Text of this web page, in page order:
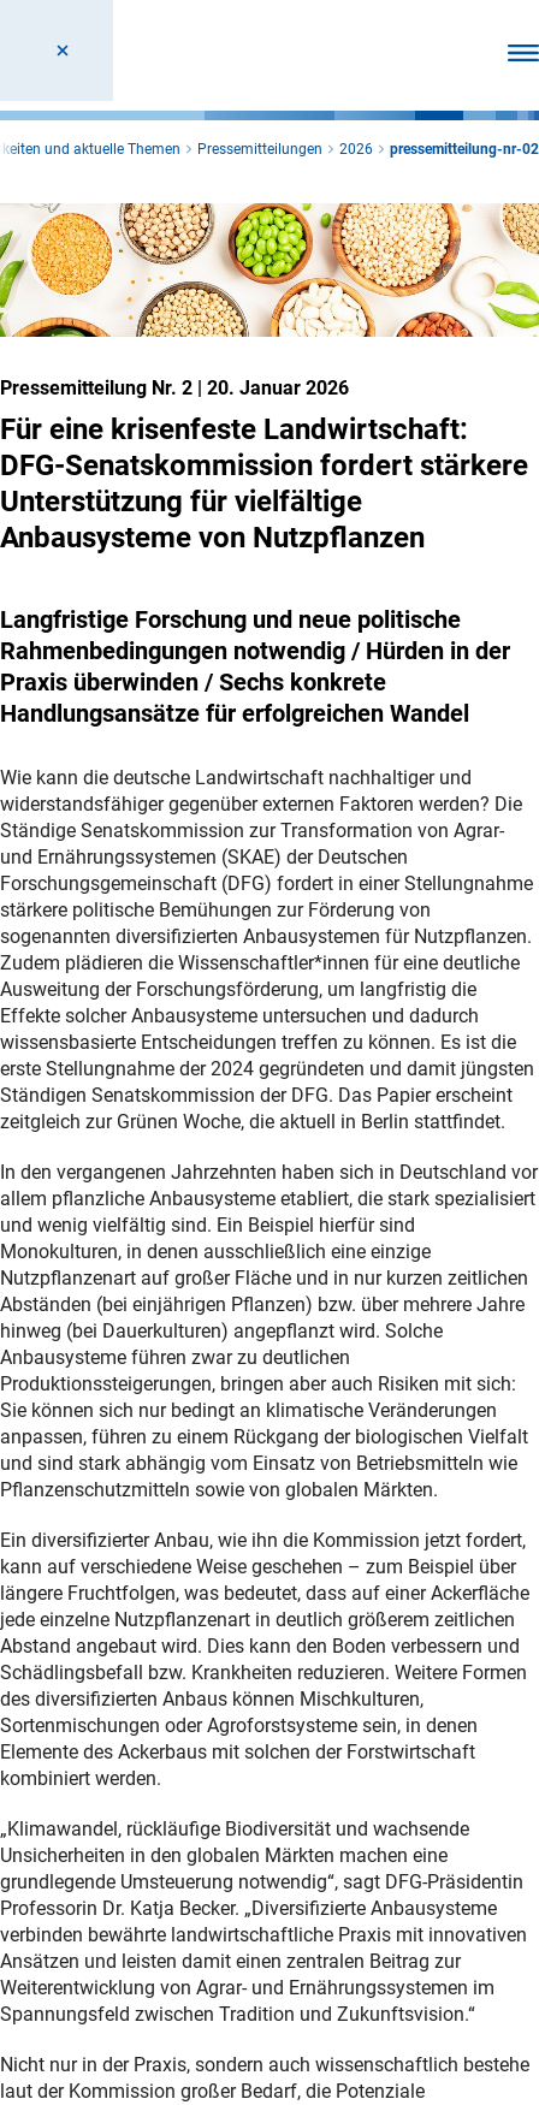
und aktuelle Themen Pressemitteilungen 2026 pressemitteilung-nr-02
Pressemitteilung Nr. 2 20. Januar 2026
Für eine krisenfeste Landwirtschaft:
DFG-Senatskommission fordert stärkere
Unterstützung für vielfältige
Anbausysteme von Nutzpflanzen
Langfristige Forschung und neue politische
Rahmenbedingungen notwendig / Hürden in der
Praxis überwinden / Sechs konkrete
Handlungsansätze für erfolgreichen Wandel
Wie kann die deutsche Landwirtschaft nachhaltiger und
widerstandsfähiger gegenüber externen Faktoren werden? Die
Ständige Senatskommission zur Transformation von Agrar-
und Ernährungssystemen (SKAE) der Deutschen
Forschungsgemeinschaft (DFG) fordert in einer Stellungnahme
stärkere politische Bemühungen zur Förderung von
sogenannten diversifizierten Anbausystemen für Nutzpflanzen.
Zudem plädieren die Wissenschaftler*innen für eine deutliche
Ausweitung der Forschungsförderung, um langfristig die
Effekte solcher Anbausysteme untersuchen und dadurch
wissensbasierte Entscheidungen treffen zu können. Es ist die
erste Stellungnahme der 2024 gegründeten und damit jüngsten
Ständigen Senatskommission der DFG. Das Papier erscheint
zeitgleich zur Grünen Woche, die aktuell in Berlin stattfindet.
In den vergangenen Jahrzehnten haben sich in Deutschland vor
allem pflanzliche Anbausysteme etabliert, die stark spezialisiert
und wenig vielfältig sind. Ein Beispiel hierfür sind
Monokulturen, in denen ausschließlich eine einzige
Nutzpflanzenart auf großer Fläche und in nur kurzen zeitlichen
Abständen (bei einjährigen Pflanzen) bzw. über mehrere Jahre
hinweg (bei Dauerkulturen) angepflanzt wird. Solche
Anbausysteme führen zwar zu deutlichen
Produktionssteigerungen, bringen aber auch Risiken mit sich:
Sie können sich nur bedingt an klimatische Veränderungen
anpassen, führen zu einem Rückgang der biologischen Vielfalt
und sind stark abhängig vom Einsatz von Betriebsmitteln wie
Pflanzenschutzmitteln sowie von globalen Märkten.
Ein diversifizierter Anbau, wie ihn die Kommission jetzt fordert,
kann auf verschiedene Weise geschehen – zum Beispiel über
längere Fruchtfolgen, was bedeutet, dass auf einer Ackerfläche
jede einzelne Nutzpflanzenart in deutlich größerem zeitlichen
Abstand angebaut wird. Dies kann den Boden verbessern und
Schädlingsbefall bzw. Krankheiten reduzieren. Weitere Formen
des diversifizierten Anbaus können Mischkulturen,
Sortenmischungen oder Agroforstsysteme sein, in denen
Elemente des Ackerbaus mit solchen der Forstwirtschaft
kombiniert werden.
„Klimawandel, rückläufige Biodiversität und wachsende
Unsicherheiten in den globalen Märkten machen eine
grundlegende Umsteuerung notwendig“, sagt DFG-Präsidentin
Professorin Dr. Katja Becker. „Diversifizierte Anbausysteme
verbinden bewährte landwirtschaftliche Praxis mit innovativen
Ansätzen und leisten damit einen zentralen Beitrag zur
Weiterentwicklung von Agrar- und Ernährungssystemen im
Spannungsfeld zwischen Tradition und Zukunftsvision.“
Nicht nur in der Praxis, sondern auch wissenschaftlich bestehe
laut der Kommission großer Bedarf, die Potenziale